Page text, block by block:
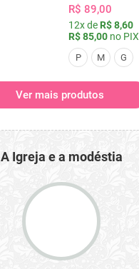
R$ 89,00
12x de R$ 8,60
R$ 85,00 no PIX
P M G
Ver mais produtos
A Igreja e a modéstia